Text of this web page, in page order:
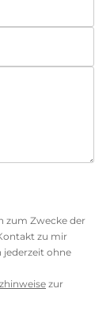
zum Zwecke der
zu mir
ohne
zur